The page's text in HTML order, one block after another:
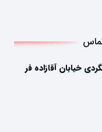
خیابان آقازاده فر